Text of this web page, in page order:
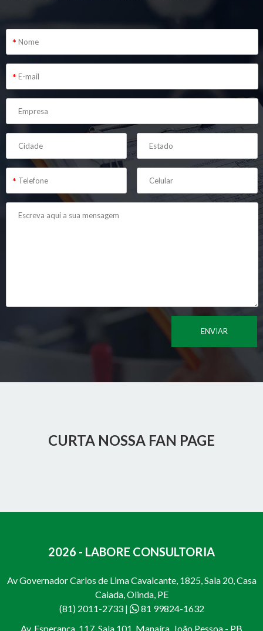
CURTA NOSSA FAN PAGE
2026 - LABORE CONSULTORIA
Av Governador Carlos de Lima Cavalcante, 1825, Sala 20, Casa
Caiada, Olinda, PE
(81) 2011-2733|
81 99824-1632
Av. Esperança, 117, Sala 101, Manaíra, João Pessoa - PB